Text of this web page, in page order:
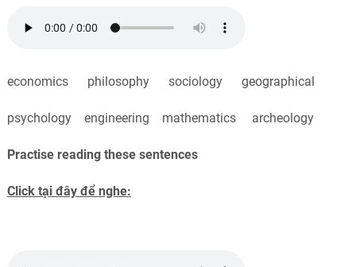
economics philosophy sociology geographical
psychology engineering mathematics archeology
Practise reading these sentences
Click tại đây để nghe: